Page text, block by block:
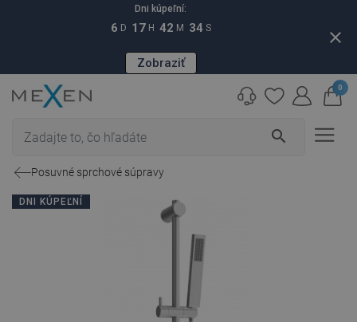
Dni kúpeľní:
6 D 17 H 42 M 33 S
Zobraziť
close
search
0
Posuvné sprchové súpravy
DNI KÚPEĽNÍ